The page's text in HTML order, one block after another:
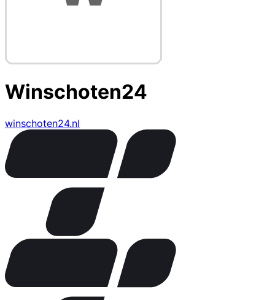
Winschoten24
winschoten24.nl